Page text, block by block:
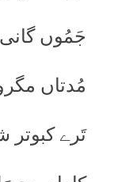
جَمُوں
مُدتاں
تَرے کبوتر